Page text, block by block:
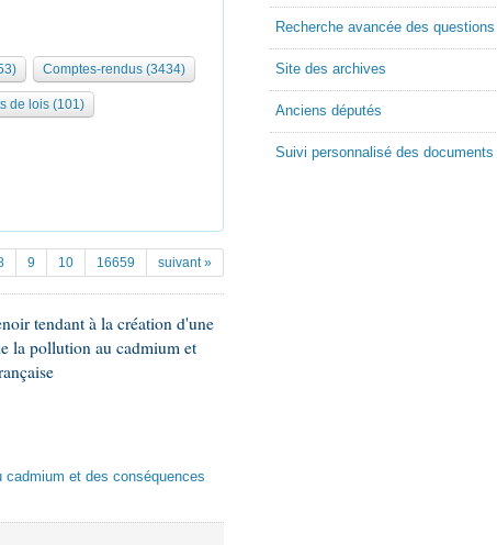
Comptes-rendus (3434)
de lois (101)
9 10 16659 suivant »
tendant à la création d'une
la pollution au cadmium et
cadmium et des conséquences
Recherche avancée des questions
Site des archives
Anciens députés
Suivi personnalisé des documents